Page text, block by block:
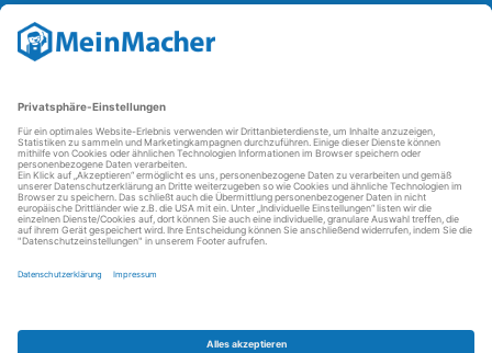
Reparatur Revolution
Mit derReparatur-Revolution
Reparaturbedingungen in Deutschland: Für Produkte, die sich gut
reparierenden Betriebe und des Reparatur-Know-hows in
Deutschland.
Weitere Informationen
FAQ - häufig gestellte Fragen
Partner werden
Über uns
Datenschutz